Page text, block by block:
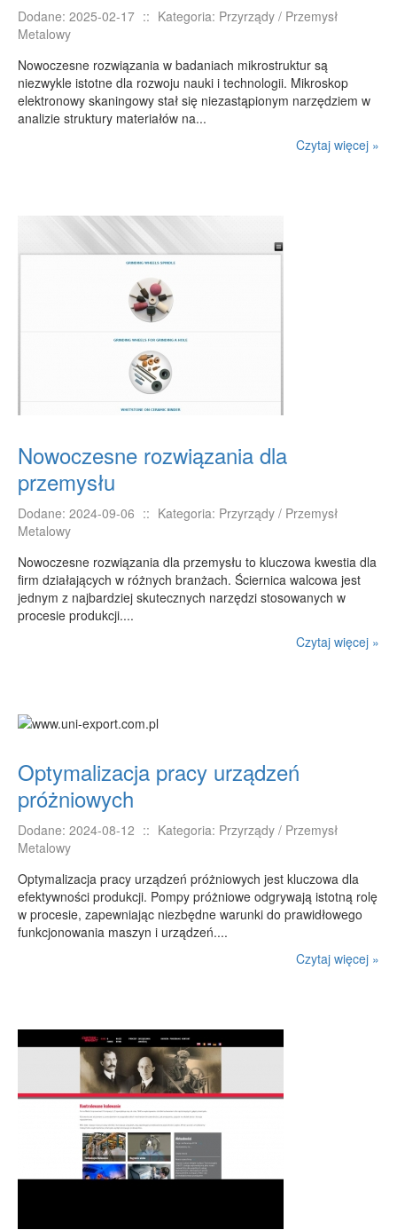
Dodane: 2025-02-17 :: Kategoria: Przyrządy / Przemysł
Metalowy
Nowoczesne rozwiązania w badaniach mikrostruktur są
niezwykle istotne dla rozwoju nauki i technologii. Mikroskop
elektronowy skaningowy stał się niezastąpionym narzędziem w
analizie struktury materiałów na...
Czytaj więcej »
Nowoczesne rozwiązania dla
przemysłu
Dodane: 2024-09-06 :: Kategoria: Przyrządy / Przemysł
Metalowy
Nowoczesne rozwiązania dla przemysłu to kluczowa kwestia dla
firm działających w różnych branżach. Ściernica walcowa jest
jednym z najbardziej skutecznych narzędzi stosowanych w
procesie produkcji....
Czytaj więcej »
Optymalizacja pracy urządzeń
próżniowych
Dodane: 2024-08-12 :: Kategoria: Przyrządy / Przemysł
Metalowy
Optymalizacja pracy urządzeń próżniowych jest kluczowa dla
efektywności produkcji. Pompy próżniowe odgrywają istotną rolę
w procesie, zapewniając niezbędne warunki do prawidłowego
funkcjonowania maszyn i urządzeń....
Czytaj więcej »